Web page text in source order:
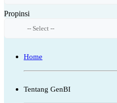
Propinsi
Home
Tentang GenBI